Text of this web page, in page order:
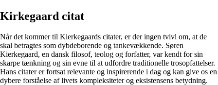
Kirkegaard citat
Når det kommer til Kierkegaards citater, er der ingen tvivl om, at de
skal betragtes som dybdeborende og tankevækkende. Søren
Kierkegaard, en dansk filosof, teolog og forfatter, var kendt for sin
skarpe tænkning og sin evne til at udfordre traditionelle trosopfattelser.
Hans citater er fortsat relevante og inspirerende i dag og kan give os en
dybere forståelse af livets kompleksiteter og eksistensens betydning.